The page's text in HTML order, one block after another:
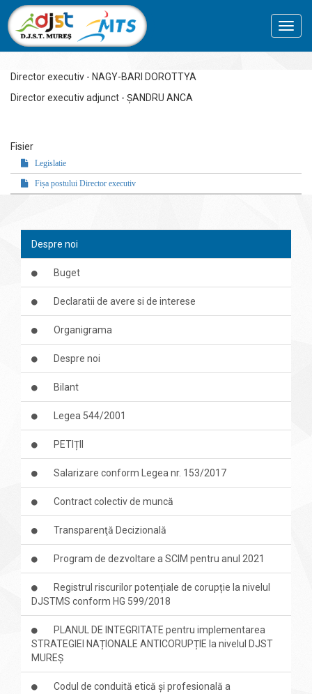
Director executiv - NAGY-BARI DOROTTYA
Director executiv adjunct - ȘANDRU ANCA
Fisier
Legislatie
Fișa postului Director executiv
Despre noi
Buget
Declaratii de avere si de interese
Organigrama
Despre noi
Bilant
Legea 544/2001
PETIȚII
Salarizare conform Legea nr. 153/2017
Contract colectiv de muncă
Transparenţă Decizională
Program de dezvoltare a SCIM pentru anul 2021
Registrul riscurilor potențiale de corupție la nivelul
DJSTMS conform HG 599/2018
PLANUL DE INTEGRITATE pentru implementarea
STRATEGIEI NAȚIONALE ANTICORUPȚIE la nivelul DJST
MUREȘ
Codul de conduită etică și profesională a